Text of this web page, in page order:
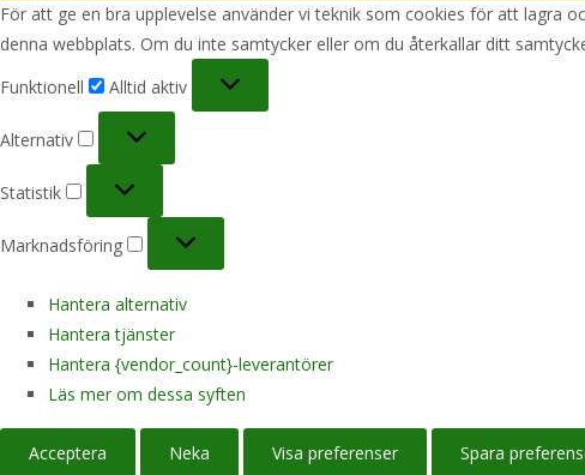
För att ge en bra upplevelse använder vi teknik som cookies för att lagra
denna webbplats. Om du inte samtycker eller om du återkallar ditt
Funktionell
Alltid aktiv
Alternativ
Statistik
Marknadsföring
Hantera alternativ
Hantera tjänster
Hantera {vendor_count}-leverantörer
Läs mer om dessa syften
Acceptera Neka Visa preferenser Spara